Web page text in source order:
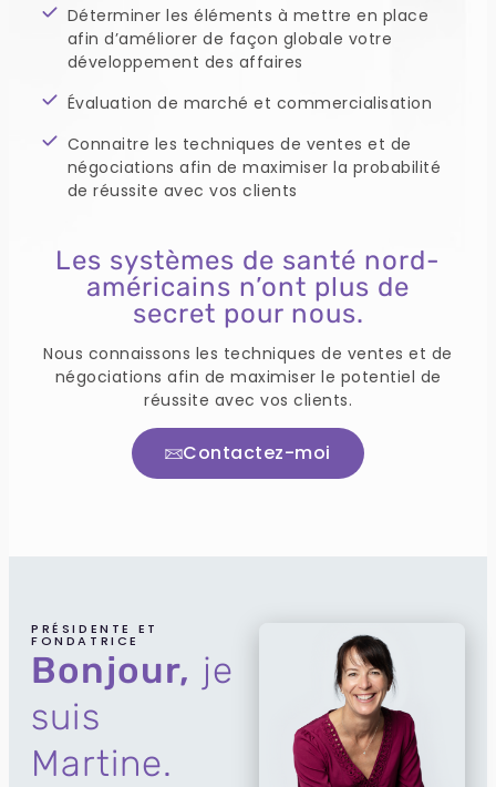
Déterminer les éléments à mettre en place
afin d’améliorer de façon globale votre
développement des affaires
Évaluation de marché et commercialisation
Connaitre les techniques de ventes et de
négociations afin de maximiser la probabilité
de réussite avec vos clients
Les systèmes de santé nord-
américains n’ont plus de
secret pour nous.
Nous connaissons les techniques de ventes et de
négociations afin de maximiser le potentiel de
réussite avec vos clients.
Contactez-moi
PRÉSIDENTE ET
FONDATRICE
Bonjour, je
suis
Martine.